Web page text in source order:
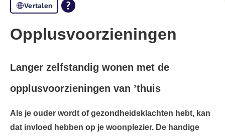
Vertalen
Opplusvoorzieningen
Langer zelfstandig wonen met de
opplusvoorzieningen van ’thuis
Als je ouder wordt of gezondheidsklachten hebt, kan
dat invloed hebben op je woonplezier. De handige